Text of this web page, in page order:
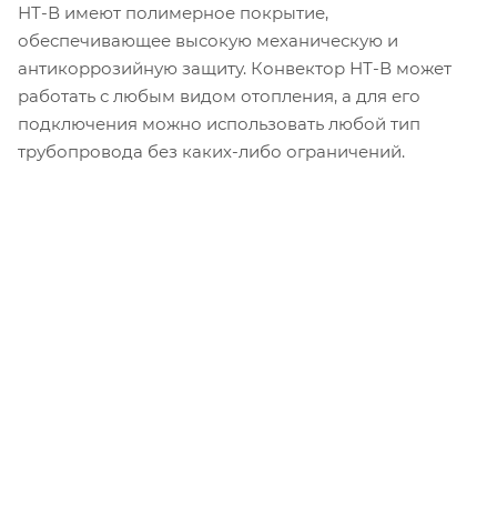
НТ-В имеют полимерное покрытие,
обеспечивающее высокую механическую и
антикоррозийную защиту. Конвектор НТ-В может
работать с любым видом отопления, а для его
подключения можно использовать любой тип
трубопровода без каких-либо ограничений.